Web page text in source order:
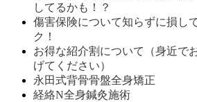
してるかも！？
傷害保険について知らずに損し
ク！
お得な紹介割について（身近で
げてください）
永田式背骨骨盤全身矯正
経絡N全身鍼灸施術